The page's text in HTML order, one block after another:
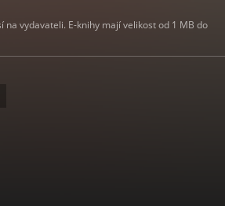
na vydavateli. E-knihy mají velikost od 1 MB do